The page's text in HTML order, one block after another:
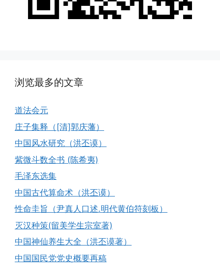
浏览最多的文章
道法会元
庄子集释（[清]郭庆藩）
中国风水研究（洪丕谟）
紫微斗数全书 (陈希夷)
毛泽东选集
中国古代算命术（洪丕谟）
性命圭旨（尹真人口述.明代黄伯符刻板）
灭汉种策(留美学生宗室著)
中国神仙养生大全（洪丕谟著）
中国国民党党史概要再稿